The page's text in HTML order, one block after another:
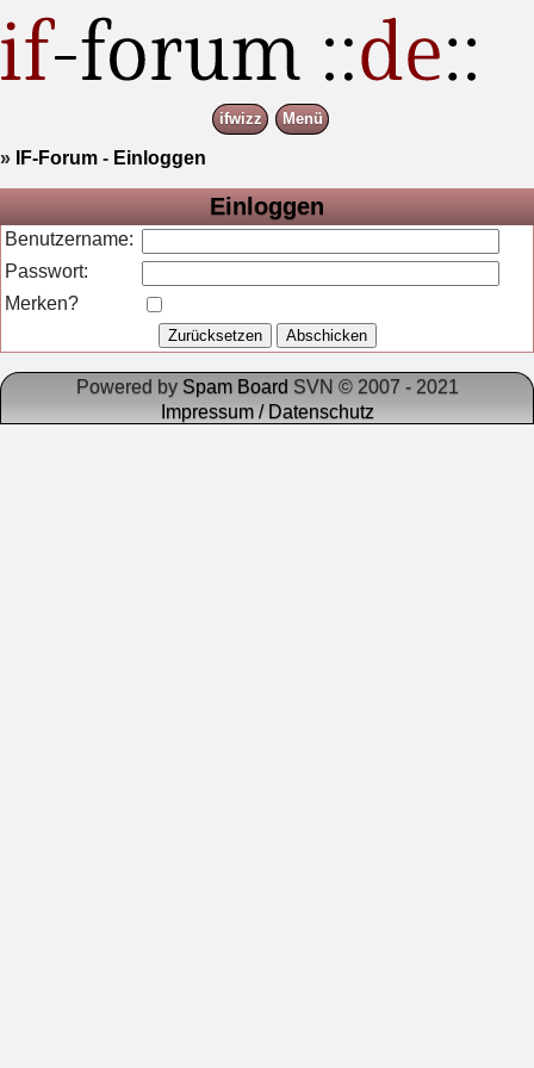
ifwizz Menü
» IF-Forum - Einloggen
Einloggen
Benutzername:
Passwort:
Merken?
Powered by Spam Board SVN © 2007 - 2021
Impressum / Datenschutz